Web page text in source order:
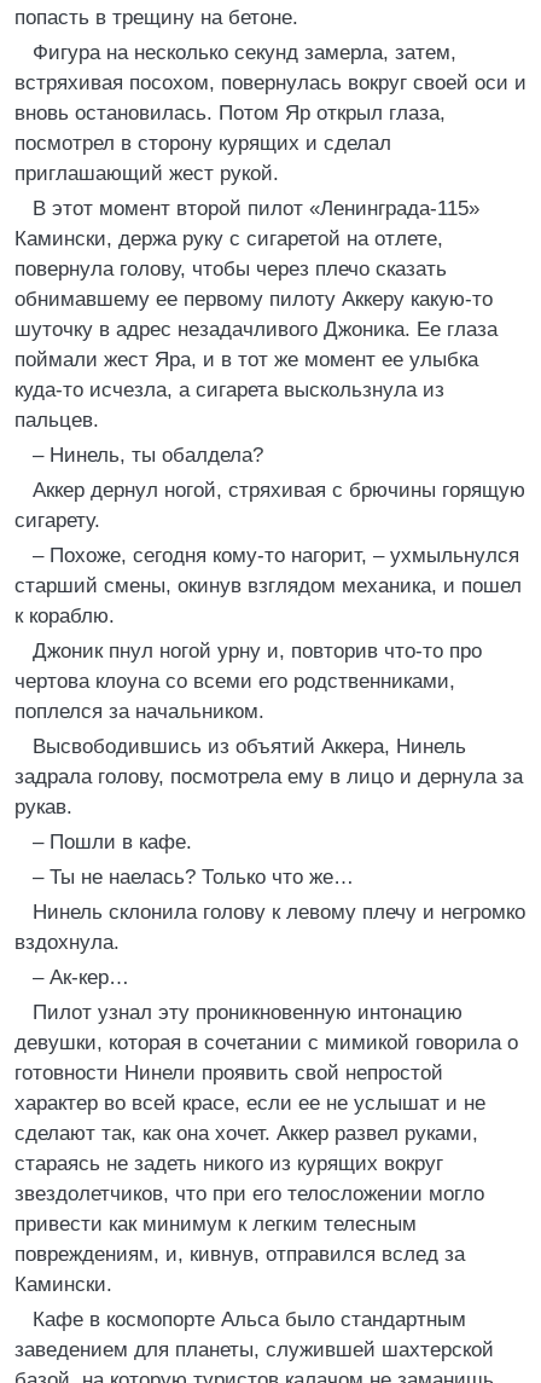
попасть в трещину на бетоне.
Фигура на несколько секунд замерла, затем,
встряхивая посохом, повернулась вокруг своей оси и
вновь остановилась. Потом Яр открыл глаза,
посмотрел в сторону курящих и сделал
приглашающий жест рукой.
В этот момент второй пилот «Ленинграда‑115»
Камински, держа руку с сигаретой на отлете,
повернула голову, чтобы через плечо сказать
обнимавшему ее первому пилоту Аккеру какую‑то
шуточку в адрес незадачливого Джоника. Ее глаза
поймали жест Яра, и в тот же момент ее улыбка
куда‑то исчезла, а сигарета выскользнула из
пальцев.
– Нинель, ты обалдела?
Аккер дернул ногой, стряхивая с брючины горящую
сигарету.
– Похоже, сегодня кому‑то нагорит, – ухмыльнулся
старший смены, окинув взглядом механика, и пошел
к кораблю.
Джоник пнул ногой урну и, повторив что‑то про
чертова клоуна со всеми его родственниками,
поплелся за начальником.
Высвободившись из объятий Аккера, Нинель
задрала голову, посмотрела ему в лицо и дернула за
рукав.
– Пошли в кафе.
– Ты не наелась? Только что же…
Нинель склонила голову к левому плечу и негромко
вздохнула.
– Ак‑кер…
Пилот узнал эту проникновенную интонацию
девушки, которая в сочетании с мимикой говорила о
готовности Нинели проявить свой непростой
характер во всей красе, если ее не услышат и не
сделают так, как она хочет. Аккер развел руками,
стараясь не задеть никого из курящих вокруг
звездолетчиков, что при его телосложении могло
привести как минимум к легким телесным
повреждениям, и, кивнув, отправился вслед за
Камински.
Кафе в космопорте Альса было стандартным
заведением для планеты, служившей шахтерской